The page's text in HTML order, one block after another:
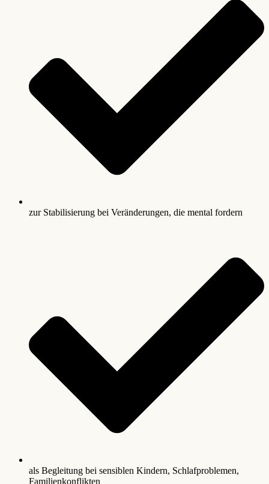
zur Stabilisierung bei Veränderungen, die mental fordern
als Begleitung bei sensiblen Kindern, Schlafproblemen,
Familienkonflikten